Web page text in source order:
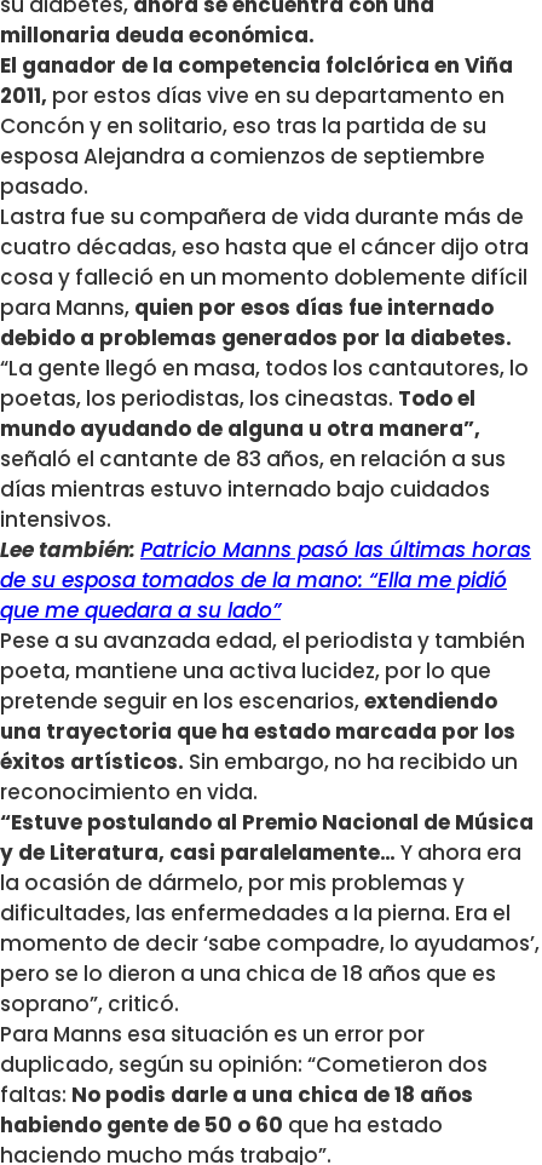
millonaria deuda económica.
El ganador de la competencia folclórica en Viña
2011, por estos días vive en su departamento en
Concón y en solitario, eso tras la partida de su
esposa Alejandra a comienzos de septiembre
pasado.
Lastra fue su compañera de vida durante más de
cuatro décadas, eso hasta que el cáncer dijo otra
cosa y falleció en un momento doblemente difícil
para Manns, quien por esos días fue internado
debido a problemas generados por la diabetes.
“La gente llegó en masa, todos los cantautores, lo
poetas, los periodistas, los cineastas. Todo el
mundo ayudando de alguna u otra manera”,
señaló el cantante de 83 años, en relación a sus
días mientras estuvo internado bajo cuidados
intensivos.
Lee también: Patricio Manns pasó las últimas horas
de su esposa tomados de la mano: “Ella me pidió
que me quedara a su lado”
Pese a su avanzada edad, el periodista y también
poeta, mantiene una activa lucidez, por lo que
pretende seguir en los escenarios,extendiendo
una trayectoria que ha estado marcada por los
éxitos artísticos. Sin embargo, no ha recibido un
reconocimiento en vida.
“Estuve postulando al Premio Nacional de Música
y de Literatura, casi paralelamente… Y ahora era
la ocasión de dármelo, por mis problemas y
dificultades, las enfermedades a la pierna. Era el
momento de decir ‘sabe compadre, lo ayudamos’,
pero se lo dieron a una chica de 18 años que es
soprano”, criticó.
Para Manns esa situación es un error por
duplicado, según su opinión: “Cometieron dos
faltas: No podis darle a una chica de 18 años
habiendo gente de 50 o 60 que ha estado
haciendo mucho más trabajo”.